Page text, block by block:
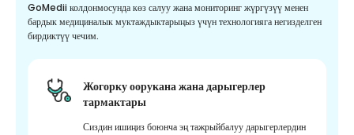
GoMedii колдонмосунда көз салуу жана мониторинг жүргүзүү менен
бардык медициналык муктаждыктарыңыз үчүн технологияга негизделген
бирдиктүү чечим.
Жогорку оорукана жана дарыгерлер
тармактары
Сиздин ишиңиз боюнча эң тажрыйбалуу дарыгерлердин